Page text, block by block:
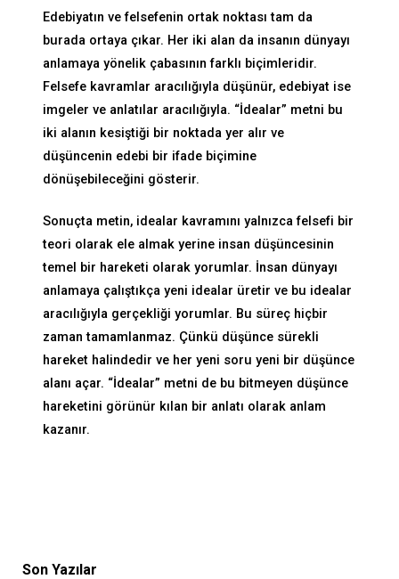
Edebiyatın ve felsefenin ortak noktası tam da
burada ortaya çıkar. Her iki alan da insanın dünyayı
anlamaya yönelik çabasının farklı biçimleridir.
Felsefe kavramlar aracılığıyla düşünür, edebiyat ise
imgeler ve anlatılar aracılığıyla. “İdealar” metni bu
iki alanın kesiştiği bir noktada yer alır ve
düşüncenin edebi bir ifade biçimine
dönüşebileceğini gösterir.
Sonuçta metin, idealar kavramını yalnızca felsefi bir
teori olarak ele almak yerine insan düşüncesinin
temel bir hareketi olarak yorumlar. İnsan dünyayı
anlamaya çalıştıkça yeni idealar üretir ve bu idealar
aracılığıyla gerçekliği yorumlar. Bu süreç hiçbir
zaman tamamlanmaz. Çünkü düşünce sürekli
hareket halindedir ve her yeni soru yeni bir düşünce
alanı açar. “İdealar” metni de bu bitmeyen düşünce
hareketini görünür kılan bir anlatı olarak anlam
kazanır.
Son Yazılar